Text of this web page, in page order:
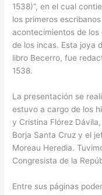
1538)”, en el cual
los primeros
acontecimientos de los
de los incas. Esta joya
libro Becerro, fue
1538.
La presentación se
estuvo a cargo de los
y Cristina Flórez
Borja Santa Cruz y el
Moreau Heredia.
Congresista de la
Entre sus páginas